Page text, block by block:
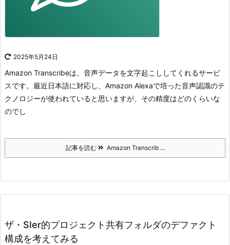
2025年5月24日
Amazon Transcribeは、音声データを文字起こししてくれるサービ
スです。 最近日本語に対応し、Amazon Alexaで培った音声認識のテ
クノロジーが使われていると思いますが、その精度はどのくらいな
のでし
記事を読む Amazon Transcrib ...
ザ・SIer的プロジェクト共有フォルダのデファクト
構成を考えてみる